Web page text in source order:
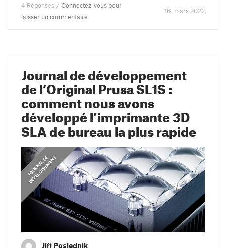
4 Réponses / Connectez-vous pour
laisser un commentaire
16. mars 2022
Journal de développement
de l’Original Prusa SL1S :
comment nous avons
développé l’imprimante 3D
SLA de bureau la plus rapide
J
O
U
R
N
A
L
D
E
D
É
V
E
L
O
P
P
E
M
E
N
T
Jiří Posledník